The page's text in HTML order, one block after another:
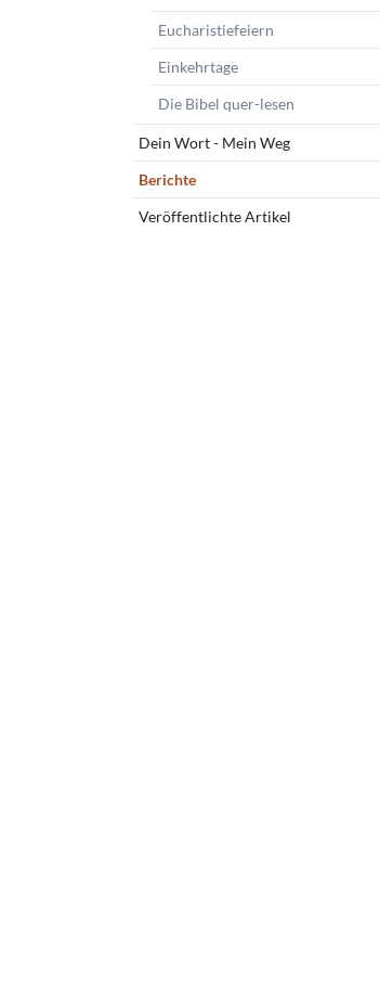
Eucharistiefeiern
Einkehrtage
Die Bibel quer-lesen
Dein Wort - Mein Weg
Berichte
Veröffentlichte Artikel